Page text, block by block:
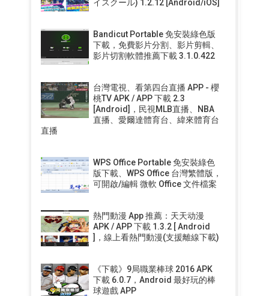
イスクール) 1.2.12 [Android/iOS]
Bandicut Portable 免安裝綠色版
下載，免費影片分割、影片剪輯、
影片切割軟體推薦下載 3.1.0.422
台灣電視、看第四台直播 APP - 櫻
桃TV APK / APP 下載 2.3
[Android]，民視MLB直播、NBA
直播、愛爾達體育台、緯來體育台
直播
WPS Office Portable 免安裝綠色
版下載、WPS Office 台灣繁體版，
可開啟/編輯 微軟 Office 文件檔案
熱門動漫 App 推薦：天天动漫
APK / APP 下載 1.3.2 [ Android
]，線上看熱門動漫(支援離線下載)
《下載》9局職業棒球 2016 APK
下載 6.0.7，Android 最好玩的棒
球遊戲 APP